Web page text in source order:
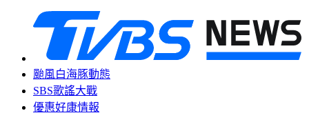
颱風白海豚動態
SBS歌謠大戰
優惠好康情報